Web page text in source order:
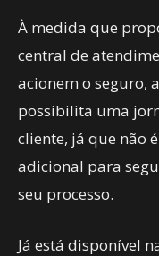
À medida que
central de
acionem o seguro,
possibilita uma
cliente, já que não
adicional para
seu processo.
Já está disponível